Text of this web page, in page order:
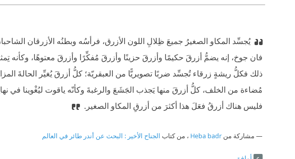
يُجسِّد المكاو الصغيرُ جميعَ ظِلالِ اللون الأزرق، فرأسُه وبطنُه الأزرقان
فان جوخ، إنه يضمُّ أزرقَ حكيمًا وأزرقَ حزينًا وأزرقَ مُفكِّرًا وأزرقَ معتوهًا،
ذلك فكلُّ ريشةٍ زرقاء تُجسِّد ضربًا تصويريًّا من العبقريّة؛ كلُّ أزرقَ يُغيِّر الحالةَ
مُضاءة من الخلف، كلُّ أزرقَ منها يَجذب الجَشَعَ والرغبةَ وكأنّه ياقوت ليُغْوينا في
فليس هناك أزرقُ فعَلَ هذا أكثرَ من أزرقِ المكاو الصغير.
مشاركة منHeba badr ، من كتاب الجناح الأخير : البحث عن أندر طائر في العالم